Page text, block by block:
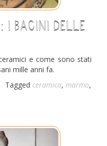
i bacini delle
e come sono stati
mille anni fa.
Tagged ceramica, marmo,